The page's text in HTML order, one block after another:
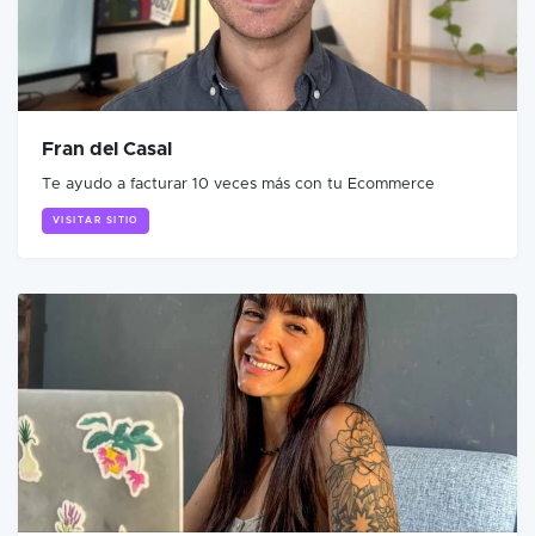
Fran del Casal
Te ayudo a facturar 10 veces más con tu Ecommerce
VISITAR SITIO